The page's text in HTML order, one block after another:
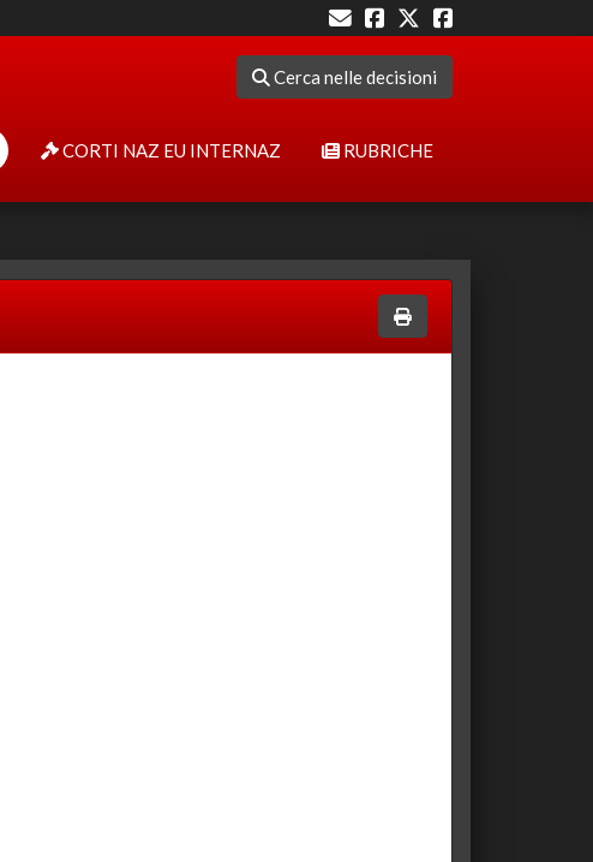
Cerca nelle decisioni
CORTI NAZ EU INTERNAZ RUBRICHE